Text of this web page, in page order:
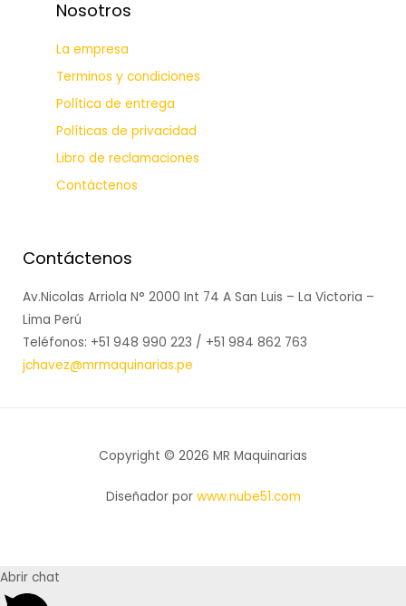
Nosotros
La empresa
Terminos y condiciones
Política de entrega
Políticas de privacidad
Libro de reclamaciones
Contáctenos
Contáctenos
Av.Nicolas Arriola N° 2000 Int 74 A San Luis – La Victoria –
Lima Perú
Teléfonos: +51 948 990 223 / +51 984 862 763
jchavez@mrmaquinarias.pe
Copyright © 2026 MR Maquinarias
Diseñador por www.nube51.com
Abrir chat